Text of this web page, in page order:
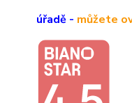
úřadě - můžete